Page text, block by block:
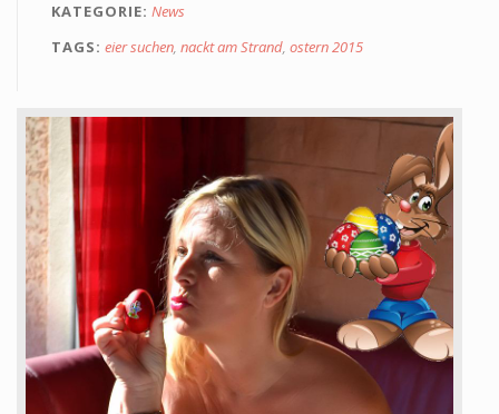
KATEGORIE News
TAGS eier suchen, nackt am Strand, ostern 2015